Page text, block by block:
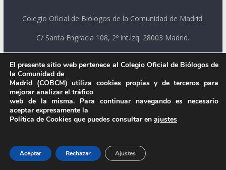
Colegio Oficial de Biólogos de la Comunidad de Madrid.
C/ Santa Engracia 108, 2º int.izq. 28003 Madrid.
El presente sitio web pertenece al Colegio Oficial de Biólogos de
la Comunidad de
Madrid (COBCM) utiliza cookies propias y de terceros para
mejorar analizar el tráfico
web de la misma. Para continuar navegando es necesario
aceptar expresamente la
Política de Cookies que puedes consultar en ajustes
Aceptar Rechazar Ajustes